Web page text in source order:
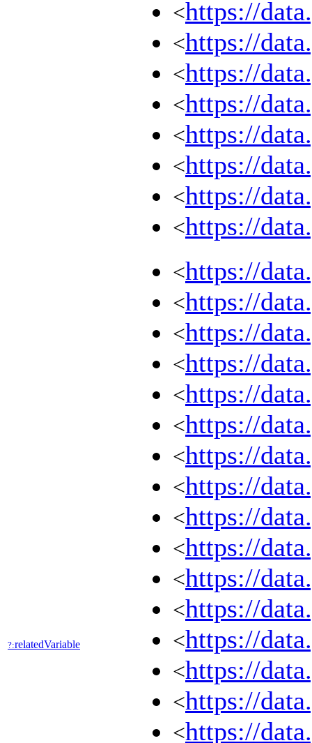
<https://
<https://
<https://
<https://
<https://
<https://
<https://
<https://
?:relatedVariable
<https://
<https://
<https://
<https://
<https://
<https://
<https://
<https://
<https://
<https://
<https://
<https://
<https://
<https://
<https://
<https://